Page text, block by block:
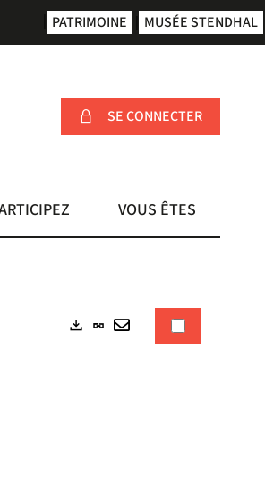
PATRIMOINE MUSÉE STENDHAL
SE CONNECTER
VOUS ÊTES
Lien
permanent
Envoyer